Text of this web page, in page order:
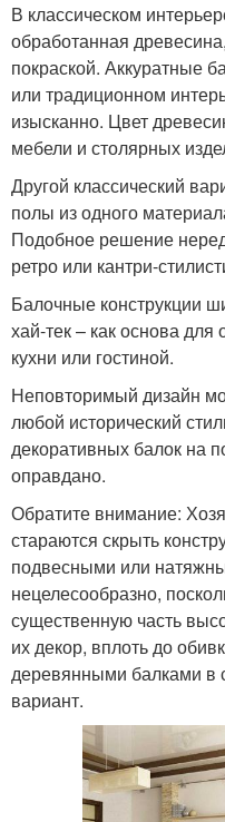
В классическом
обработанная
покраской. Аккуратные
или традиционном
изысканно. Цвет
мебели и столярных
Другой классический
полы из одного
Подобное решение
ретро или кантри-
Балочные конструкции
хай-тек – как основа
кухни или гостиной.
Неповторимый дизайн
любой исторический
декоративных балок на
оправдано.
Обратите внимание:
стараются скрыть
подвесными или
нецелесообразно,
существенную часть
их декор, вплоть до
деревянными балками в
вариант.